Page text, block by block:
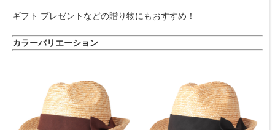
ギフト プレゼントなどの贈り物にもおすすめ！
カラーバリエーション